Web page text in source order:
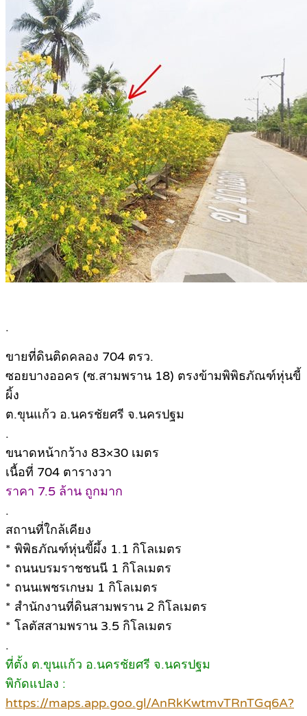
.
ขายที่ดินติดคลอง 704 ตรว.
ซอยบางออคร (ซ.สามพราน 18) ตรงข้ามพิพิธภัณฑ์หุ่นขี้
ผิ้ง
ต.ขุนแก้ว อ.นครชัยศรี จ.นครปฐม
.
ขนาดหน้ากว้าง 83×30 เมตร
เนื้อที่ 704 ตารางวา
ราคา 7.5 ล้าน ถูกมาก
.
สถานที่ใกล้เคียง
* พิพิธภัณฑ์หุ่นขี้ผึ้ง 1.1 กิโลเมตร
* ถนนบรมราชชนนี 1 กิโลเมตร
* ถนนเพชรเกษม 1 กิโลเมตร
* สำนักงานที่ดินสามพราน 2 กิโลเมตร
* โลตัสสามพราน 3.5 กิโลเมตร
.
ที่ตั้ง ต.ขุนแก้ว อ.นครชัยศรี จ.นครปฐม
พิกัดแปลง :
https://maps.app.goo.gl/AnRkKwtmvTRnTGq6A?